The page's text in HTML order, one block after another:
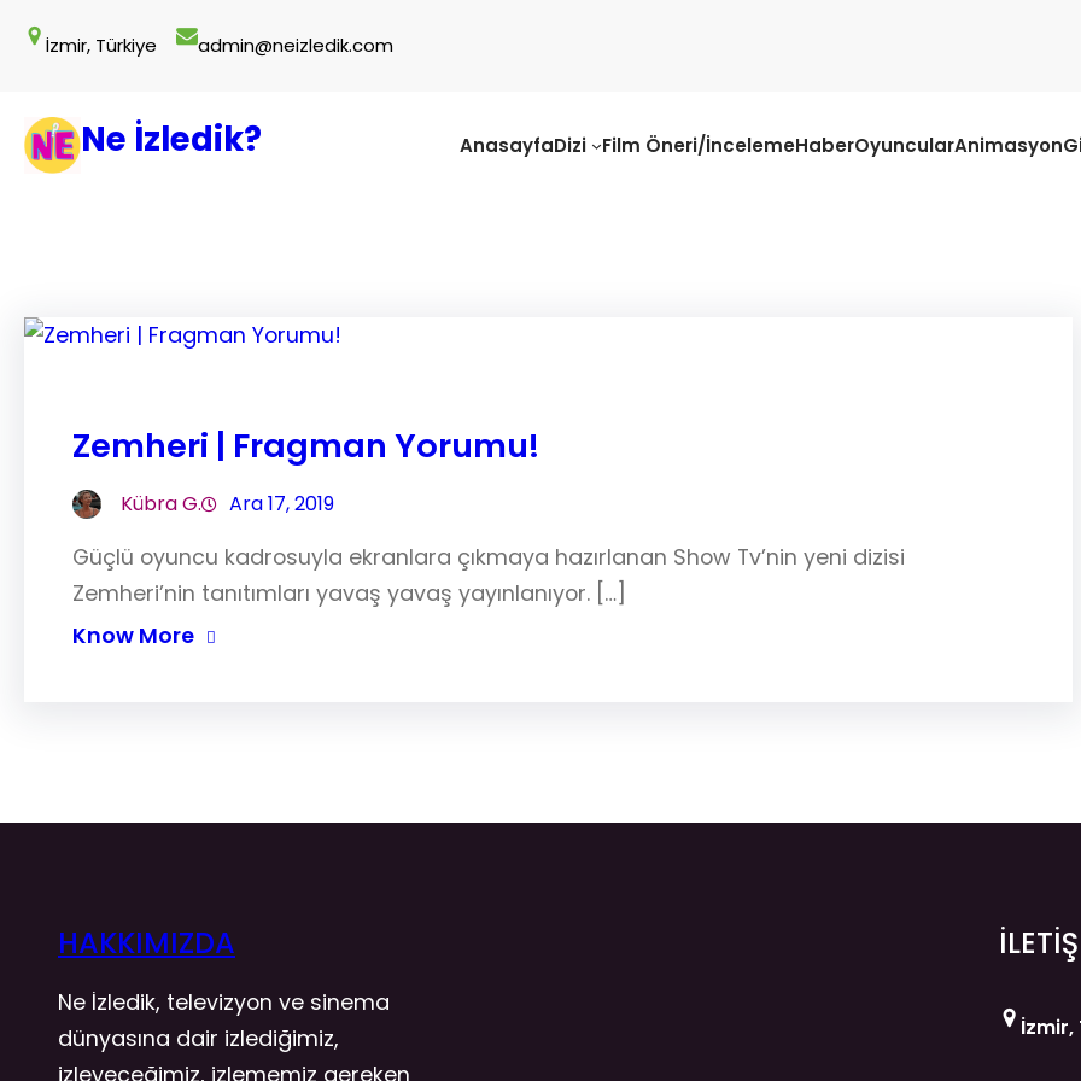
geç İzmir, Türkiye admin@neizledik.com
Ne İzledik? AnasayfaDizi Film Öneri/İncelemeHaberOyuncularAnimasyon
Zemheri | Fragman Yorumu!
Kübra G. Ara 17, 2019
Güçlü oyuncu kadrosuyla ekranlara çıkmaya hazırlanan Show Tv’nin yeni dizisi
Zemheri’nin tanıtımları yavaş yavaş yayınlanıyor. […]
Know More
HAKKIMIZDA
Ne İzledik, televizyon ve sinema
dünyasına dair izlediğimiz,
izleyeceğimiz, izlememiz gereken
İzmir,